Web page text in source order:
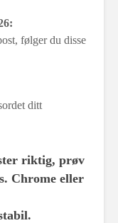
følger du disse
ditt
riktig, prøv
Chrome eller